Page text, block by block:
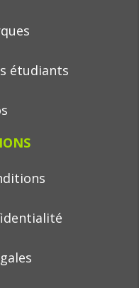
étudiants